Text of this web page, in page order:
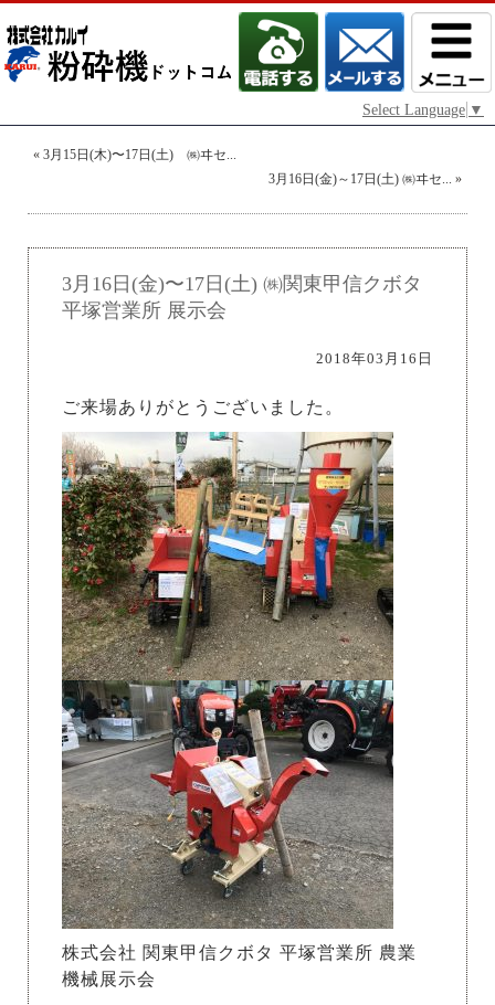
Select Language ▼
« 3月15日(木)〜17日(土) ㈱ヰセ...
3月16日(金)～17日(土) ㈱ヰセ... »
3月16日(金)〜17日(土) ㈱関東甲信クボタ
平塚営業所 展示会
2018年03月16日
ご来場ありがとうございました。
株式会社 関東甲信クボタ 平塚営業所 農業
機械展示会